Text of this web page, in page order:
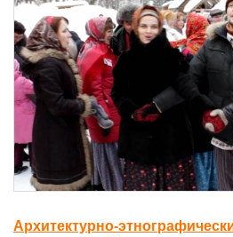
Архитектурно-